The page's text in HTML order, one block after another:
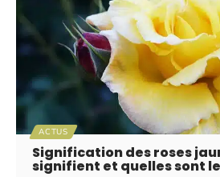
ACTUS
Signification des roses
signifient et quelles sont